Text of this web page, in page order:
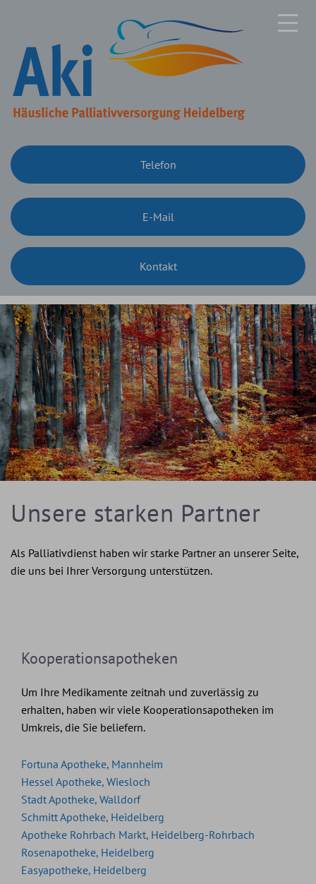
Telefon
E-Mail
Kontakt
Unsere starken Partner
Als Palliativdienst haben wir starke Partner an unserer Seite,
die uns bei Ihrer Versorgung unterstützen.
Kooperationsapotheken
Um Ihre Medikamente zeitnah und zuverlässig zu
erhalten, haben wir viele Kooperationsapotheken im
Umkreis, die Sie beliefern.
Fortuna Apotheke, Mannheim
Hessel Apotheke, Wiesloch
Stadt Apotheke, Walldorf
Schmitt Apotheke, Heidelberg
Apotheke Rohrbach Markt, Heidelberg-Rohrbach
Rosenapotheke, Heidelberg
Easyapotheke, Heidelberg